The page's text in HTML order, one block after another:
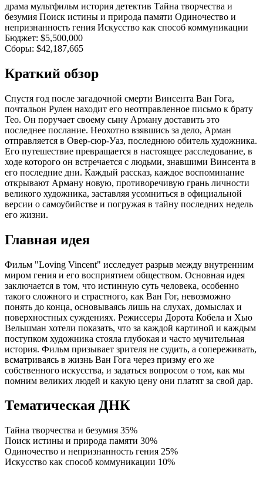
драма мультфильм история детектив Тайна творчества и
безумия Поиск истины и природа памяти Одиночество и
непризнанность гения Искусство как способ коммуникации
Бюджет: $5,500,000
Сборы: $42,187,665
Краткий обзор
Спустя год после загадочной смерти Винсента Ван Гога,
почтальон Рулен находит его неотправленное письмо к брату
Тео. Он поручает своему сыну Арману доставить это
последнее послание. Неохотно взявшись за дело, Арман
отправляется в Овер-сюр-Уаз, последнюю обитель художника.
Его путешествие превращается в настоящее расследование, в
ходе которого он встречается с людьми, знавшими Винсента в
его последние дни. Каждый рассказ, каждое воспоминание
открывают Арману новую, противоречивую грань личности
великого художника, заставляя усомниться в официальной
версии о самоубийстве и погружая в тайну последних недель
его жизни.
Главная идея
Фильм "Loving Vincent" исследует разрыв между внутренним
миром гения и его восприятием обществом. Основная идея
заключается в том, что истинную суть человека, особенно
такого сложного и страстного, как Ван Гог, невозможно
понять до конца, основываясь лишь на слухах, домыслах и
поверхностных суждениях. Режиссеры Дорота Кобела и Хью
Вельшман хотели показать, что за каждой картиной и каждым
поступком художника стояла глубокая и часто мучительная
история. Фильм призывает зрителя не судить, а сопереживать,
всматриваясь в жизнь Ван Гога через призму его же
собственного искусства, и задаться вопросом о том, как мы
помним великих людей и какую цену они платят за свой дар.
Тематическая ДНК
Тайна творчества и безумия 35%
Поиск истины и природа памяти 30%
Одиночество и непризнанность гения 25%
Искусство как способ коммуникации 10%